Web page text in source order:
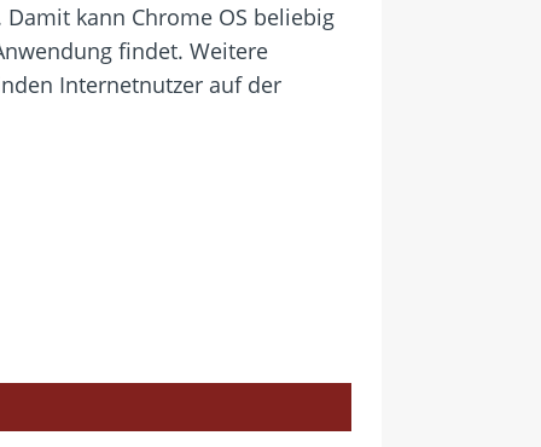
kann Chrome OS beliebig
findet. Weitere
Internetnutzer auf der